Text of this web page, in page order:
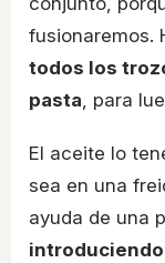
fusionaremos.
todos los
pasta, para
El aceite lo
sea en una
ayuda de una